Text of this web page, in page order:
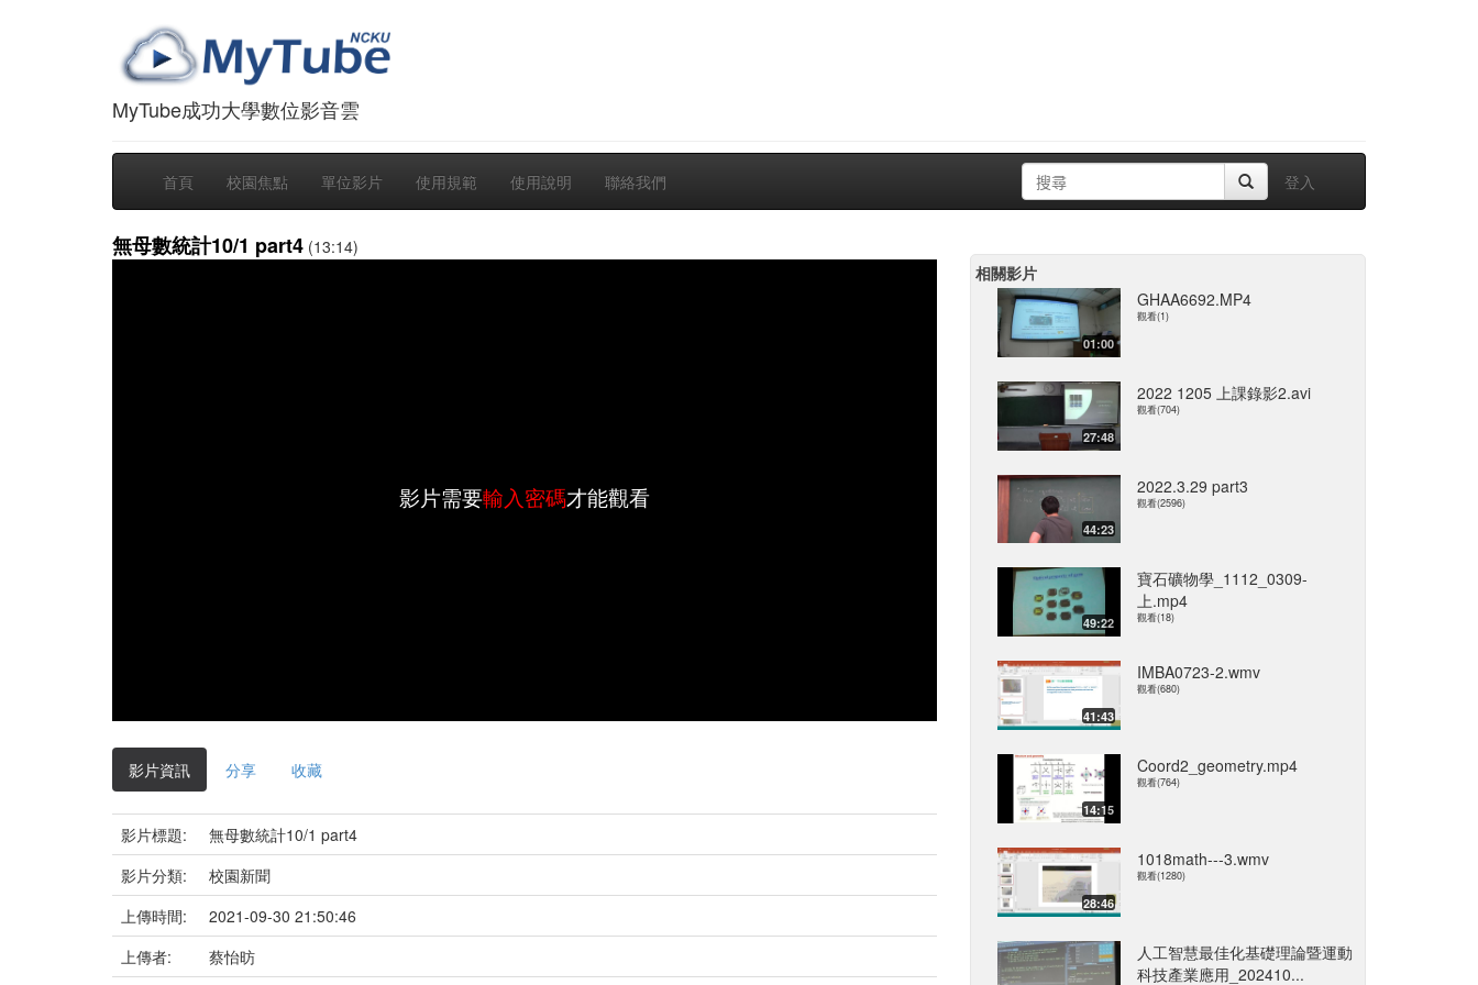
MyTube成功大學數位影音雲
首頁 校園焦點 單位影片 使用規範 使用說明 聯絡我們 登入
無母數統計10/1 part4 (13:14)
影片需要輸入密碼才能觀看
影片資訊 分享 收藏
影片標題:
無母數統計10/1 part4
影片分類:
校園新聞
上傳時間:
2021-09-30 21:50:46
上傳者:
蔡怡昉
相關影片
01:00
GHAA6692.MP4
觀看(1)
27:48
2022 1205 上課錄影2.avi
觀看(704)
44:23
2022.3.29 part3
觀看(2596)
49:22
寶石礦物學_1112_0309-
上.mp4
觀看(18)
41:43
IMBA0723-2.wmv
觀看(680)
14:15
Coord2_geometry.mp4
觀看(764)
28:46
1018math---3.wmv
觀看(1280)
人工智慧最佳化基礎理論暨運動
科技產業應用_202410...